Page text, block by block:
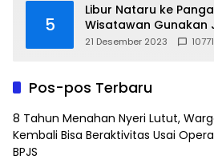
5
Libur Nataru ke
Wisatawan Gunakan
21 Desember 2023 10771
Pos-pos Terbaru
8 Tahun Menahan Nyeri Lutut,
Kembali Bisa Beraktivitas Usai
BPJS